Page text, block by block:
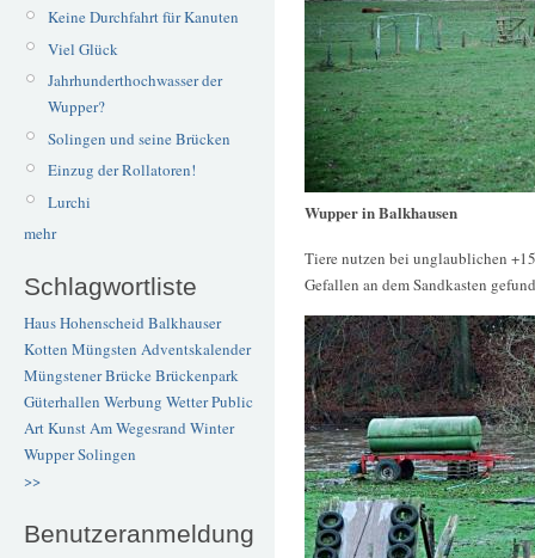
Keine Durchfahrt für Kanuten
Viel Glück
Jahrhunderthochwasser der
Wupper?
Solingen und seine Brücken
Einzug der Rollatoren!
Lurchi
mehr
Schlagwortliste
Haus Hohenscheid Balkhauser
Kotten Müngsten Adventskalender
Müngstener BrückeBrückenpark
Güterhallen Werbung WetterPublic
ArtKunstAm Wegesrand Winter
WupperSolingen
>>
Benutzeranmeldung
Wupper in Balkhausen
Tiere nutzen bei unglaublichen
Gefallen an dem Sandkasten